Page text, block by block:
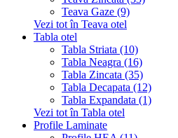
Teava Gaze (9)
Vezi tot în Teava otel
Tabla otel
Tabla Striata (10)
Tabla Neagra (16)
Tabla Zincata (35)
Tabla Decapata (12)
Tabla Expandata (1)
Vezi tot în Tabla otel
Profile Laminate